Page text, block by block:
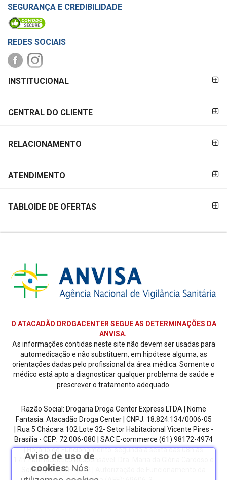
SEGURANÇA E CREDIBILIDADE
REDES SOCIAIS
PAGAMENTO
INSTITUCIONAL
CENTRAL DO CLIENTE
RELACIONAMENTO
ATENDIMENTO
TABLOIDE DE OFERTAS
O ATACADÃO DROGACENTER SEGUE AS DETERMINAÇÕES DA
ANVISA.
As informações contidas neste site não devem ser usadas para
automedicação e não substituem, em hipótese alguma, as
orientações dadas pelo profissional da área médica. Somente o
médico está apto a diagnosticar qualquer problema de saúde e
prescrever o tratamento adequado.
Razão Social: Drogaria Droga Center Express LTDA | Nome
Fantasia: Atacadão Droga Center | CNPJ: 18.824.134/0006-05
| Rua 5 Chácara 102 Lote 32- Setor Habitacional Vicente Pires -
Brasília - CEP: 72.006-080
| SAC E-commerce (61) 98172-4974
| Horário de Funcionamento: segunda à sexta das 08h as
17h.Farmacêutico Responsável: Dra. Maria da Glória Cardoso e
Sousa | CRF/DF: 4612 | Autorização de Funcionamento da
Aviso de uso de
cookies: Nós